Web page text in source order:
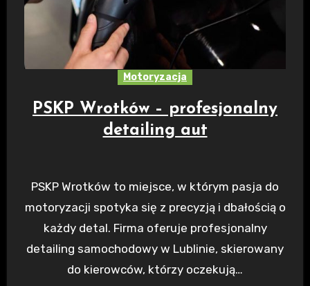
Motoryzacja
PSKP Wrotków – profesjonalny
detailing aut
PSKP Wrotków to miejsce, w którym pasja do
motoryzacji spotyka się z precyzją i dbałością o
każdy detal. Firma oferuje profesjonalny
detailing samochodowy w Lublinie, skierowany
do kierowców, którzy oczekują…